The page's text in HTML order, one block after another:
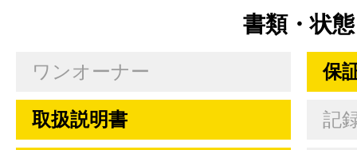
書類・状態
ワンオーナー 保
取扱説明書 記